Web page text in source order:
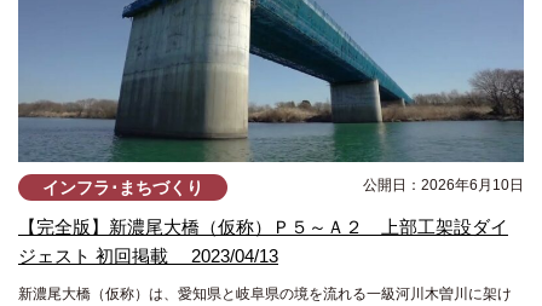
インフラ･まちづくり 公開日：2026年6月10日
【完全版】新濃尾大橋（仮称）Ｐ５～Ａ２ 上部工架設ダイ
ジェスト 初回掲載 2023/04/13
新濃尾大橋（仮称）は、愛知県と岐阜県の境を流れる一級河川木曽川に架け